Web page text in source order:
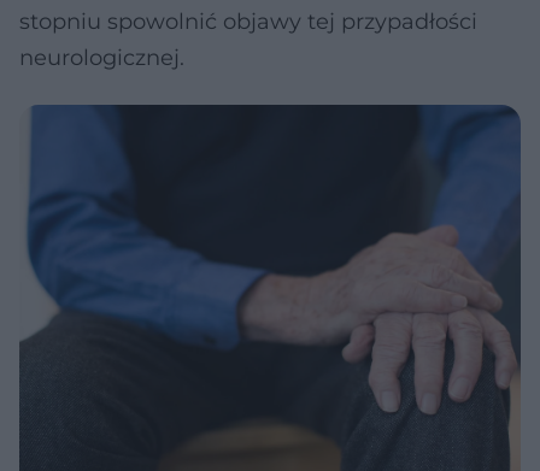
stopniu spowolnić objawy tej przypadłości
neurologicznej.